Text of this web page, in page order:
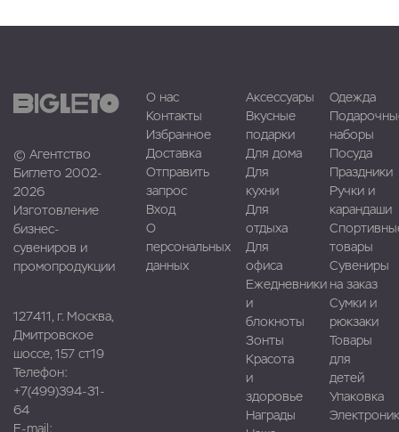
© Агентство
Биглето 2002-
2026
Изготовление
бизнес-
сувениров и
промопродукции
127411, г. Москва,
Дмитровское
шоссе, 157 ст19
Телефон:
+7(499)394-31-
64
E-mail:
О нас
Контакты
Избранное
Доставка
Отправить
запрос
Вход
О
персональных
данных
Аксессуары
Вкусные
подарки
Для дома
Для
кухни
Для
отдыха
Для
офиса
Ежедневники
и
блокноты
Зонты
Красота
и
здоровье
Награды
Одежда
наборы
Посуда
Праздники
Ручки и
карандаши
товары
Сувениры
на заказ
Сумки и
рюкзаки
Товары
для
детей
Упаковка